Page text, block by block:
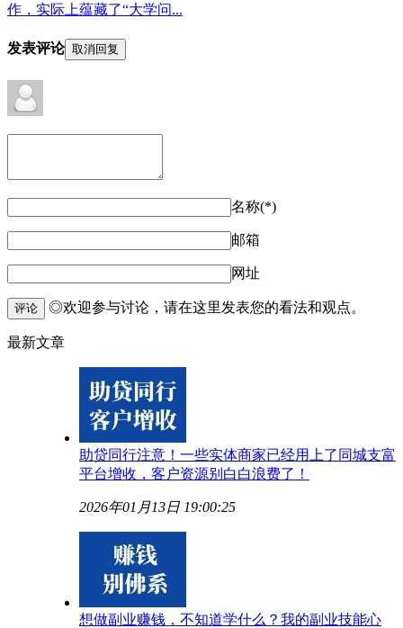
作，实际上蕴藏了“大学问...
发表评论 取消回复
名称(*)
邮箱
网址
评论 ◎欢迎参与讨论，请在这里发表您的看法和观点。
最新文章
助贷同行注意！一些实体商家已经用上了同城支富
平台增收，客户资源别白白浪费了！
2026年01月13日 19:00:25
想做副业赚钱，不知道学什么？我的副业技能心